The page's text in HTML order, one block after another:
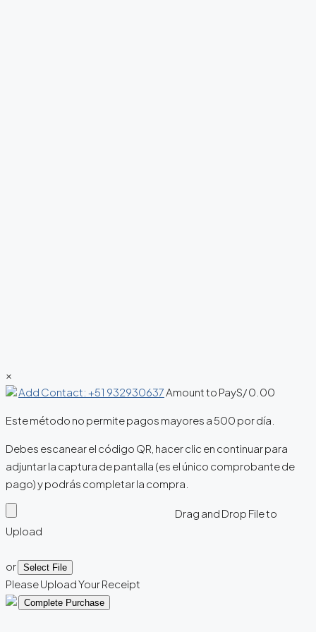
×
Add Contact: +51 932930637Amount to PayS/0.00
Este método no permite pagos mayores a 500 por día.
Debes escanear el código QR, hacer clic en continuar para
adjuntar la captura de pantalla (es el único comprobante de
pago) y podrás completar la compra.
Drag and Drop File to
Upload
or Select File
Please Upload Your Receipt